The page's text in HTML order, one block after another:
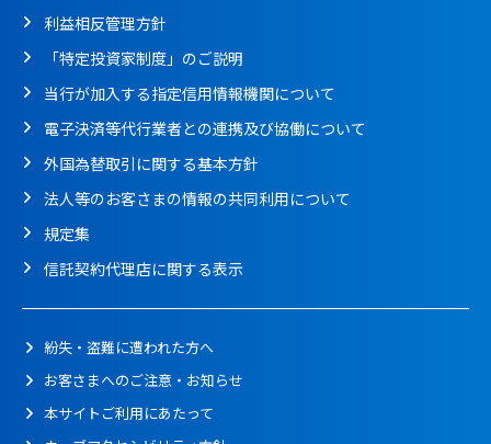
利益相反管理方針
「特定投資家制度」のご説明
当行が加入する指定信用情報機関について
電子決済等代行業者との連携及び協働について
外国為替取引に関する基本方針
法人等のお客さまの情報の共同利用について
規定集
信託契約代理店に関する表示
紛失・盗難に遭われた方へ
お客さまへのご注意・お知らせ
本サイトご利用にあたって